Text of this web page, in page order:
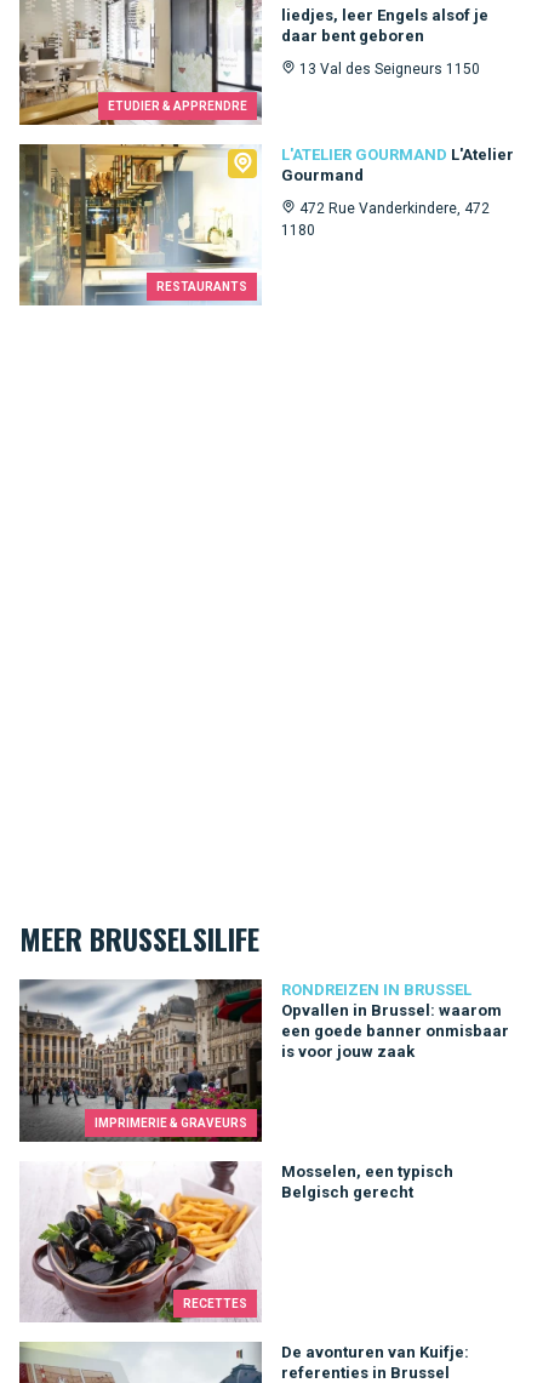
ETUDIER & APPRENDRE
liedjes, leer Engels alsof je
daar bent geboren
13 Val des Seigneurs 1150
RESTAURANTS
L'ATELIER GOURMAND L'Atelier
Gourmand
472 Rue Vanderkindere, 472
1180
L'Atelier Gourmand
MEER BRUSSELSILIFE
IMPRIMERIE & GRAVEURS
RONDREIZEN IN BRUSSEL
Opvallen in Brussel: waarom
een goede banner onmisbaar
is voor jouw zaak
Opvallen in Brussel: waarom een goede banner onmisbaar is
RECETTES
Mosselen, een typisch
Belgisch gerecht
Mosselen, een typisch Belgisch gerecht
De avonturen van Kuifje:
referenties in Brussel
De avonturen van Kuifje: referenties in Brussel